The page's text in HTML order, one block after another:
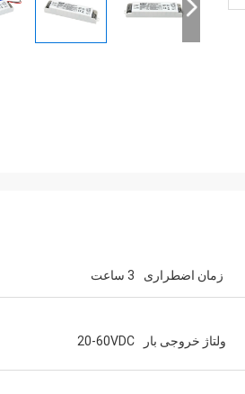
زمان اضطراری 3 ساعت
ولتاژ خروجی بار 20-60VDC